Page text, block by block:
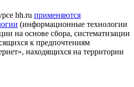
hh.ru применяются
(информационные технологии
на основе сбора, систематизации
к предпочтениям
находящихся на территории